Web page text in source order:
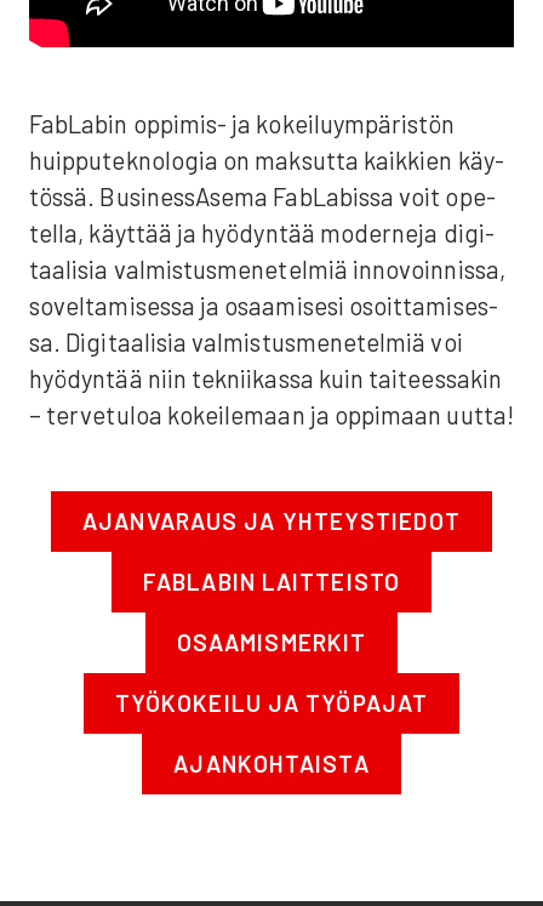
FabLa­bin oppi­mis- ja kokei­lu­ym­pä­ris­tön
huip­pu­tek­no­lo­gia on mak­sut­ta kaik­kien käy­
tös­sä. Business­Asema FabLa­bis­sa voit ope­
tel­la, käyt­tää ja hyö­dyn­tää moder­ne­ja digi­
taa­li­sia val­mis­tus­me­ne­tel­miä inno­voin­nis­sa,
sovel­ta­mi­ses­sa ja osaa­mi­se­si osoit­ta­mi­ses­
sa. Digi­taa­li­sia val­mis­tus­me­ne­tel­miä voi
hyö­dyn­tää niin tek­nii­kas­sa kuin tai­tees­sa­kin
– ter­ve­tu­loa kokei­le­maan ja oppi­maan uut­ta!
AJAN­VA­RAUS JA YHTEYS­TIE­DOT
FABLA­BIN LAIT­TEIS­TO
OSAA­MIS­MER­KIT
TYÖ­KO­KEI­LU JA TYÖ­PA­JAT
AJAN­KOH­TAIS­TA